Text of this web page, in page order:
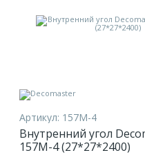
Артикул: 157M-4
Внутренний угол
157M-4 (27*27*2400)